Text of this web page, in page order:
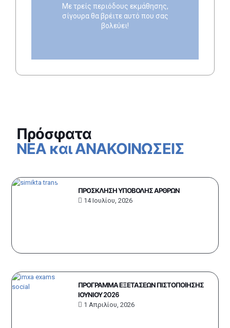
Με τρείς περιόδους εκμάθησης,
σίγουρα θα βρέιτε αυτό που σας
βολεύει!
Θερινό εξάμηνο (Ιούνιος-Σεπτέμβριος)
Πρόσφατα
ΝΕΑ και ΑΝΑΚΟΙΝΩΣΕΙΣ
ΠΡΟΣΚΛΗΣΗ ΥΠΟΒΟΛΗΣ ΑΡΘΡΩΝ
14 Ιουλίου, 2026
ΠΡΟΓΡΑΜΜΑ ΕΞΕΤΑΣΕΩΝ ΠΙΣΤΟΠΟIΗΣΗΣ
ΙΟΥΝΙΟΥ 2026
1 Απριλίου, 2026